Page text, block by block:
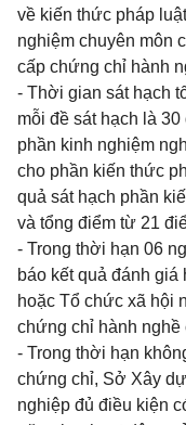
về kiến thức pháp
nghiệm chuyên môn
cấp chứng chỉ hành
- Thời gian sát hạch
mỗi đề sát hạch là
phần kinh nghiệm
cho phần kiến thức
quả sát hạch phần
và tổng điểm từ 21
- Trong thời hạn 06
báo kết quả đánh
hoặc Tổ chức xã hội
chứng chỉ hành nghề
- Trong thời hạn
chứng chỉ, Sở Xây
nghiệp đủ điều kiện